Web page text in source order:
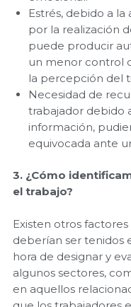
Estrés, debido a
por la realización
puede producir
un menor control
la percepción del
Necesidad de
trabajador debido
información,
equivocada ante
3. ¿Cómo
el trabajo?
Existen otros
deberían ser tenidos
hora de designar y
algunos sectores,
en aquellos